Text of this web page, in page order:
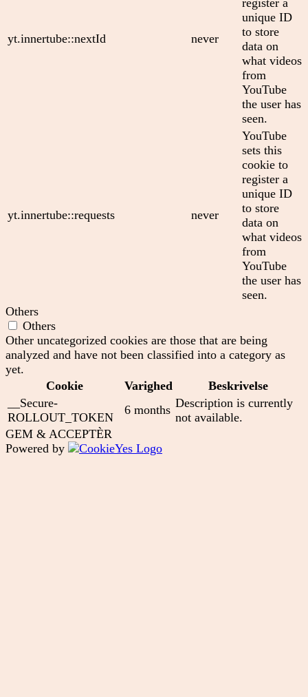
yt.innertube::nextId never
unique ID
to store
data on
what videos
from
YouTube
the user has
seen.
yt.innertube::requests never
YouTube
sets this
cookie to
register a
unique ID
to store
data on
what videos
from
YouTube
the user has
seen.
Others
Others
Other uncategorized cookies are those that are being
analyzed and have not been classified into a category as
yet.
Cookie
Varighed
Beskrivelse
__Secure-
ROLLOUT_TOKEN
6 months Description is currently
not available.
GEM & ACCEPTÈR
Powered by